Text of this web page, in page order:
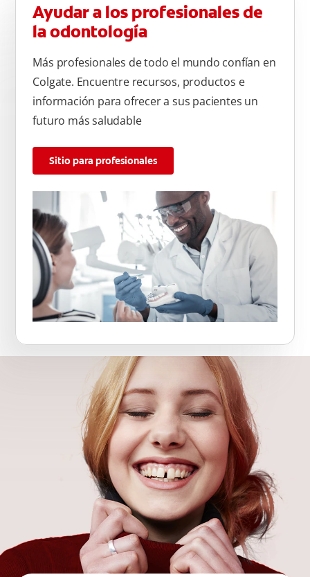
Ayudar a los profesionales de
la odontología
Más profesionales de todo el mundo confían en
Colgate. Encuentre recursos, productos e
información para ofrecer a sus pacientes un
futuro más saludable
Sitio para profesionales